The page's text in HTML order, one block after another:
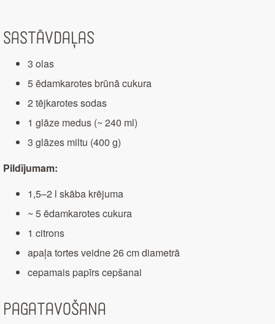
Sastāvdaļas
3 olas
5 ēdamkarotes brūnā cukura
2 tējkarotes sodas
1 glāze medus (~ 240 ml)
3 glāzes miltu (400 g)
Pildījumam:
1,5–2 l skāba krējuma
~ 5 ēdamkarotes cukura
1 citrons
apaļa tortes veidne 26 cm diametrā
cepamais papīrs cepšanai
Pagatavošana